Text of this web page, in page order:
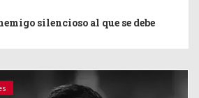
silencioso al que se debe